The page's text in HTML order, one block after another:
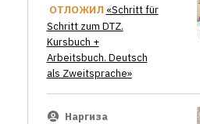
ОТЛОЖИЛ «Schritt für
Schritt zum DTZ.
Kursbuch +
Arbeitsbuch. Deutsch
als Zweitsprache»
Наргиза